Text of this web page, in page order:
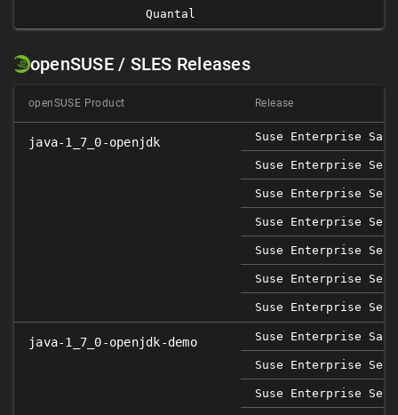
Quantal
openSUSE / SLES Releases
openSUSE Product Release
java-1_7_0-openjdk Suse Enterprise Sap
Suse Enterprise
Suse Enterprise
Suse Enterprise
Suse Enterprise
Suse Enterprise
Suse Enterprise
java-1_7_0-openjdk-demo Suse Enterprise Sap
Suse Enterprise
Suse Enterprise